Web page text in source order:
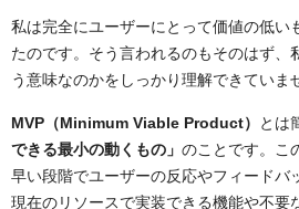
私は完全にユーザーにとって価値の低い
たのです。そう言われるのもそのはず、
う意味なのかをしっかり理解できていま
MVP（Minimum Viable Product） とは
できる最小の動くもの」 のことです。こ
早い段階でユーザーの反応やフィードバ
現在のリソースで実装できる機能や不要